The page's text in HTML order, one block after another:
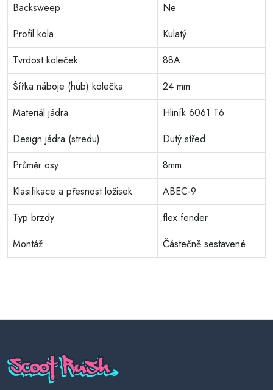
Backsweep
Ne
Profil kola
Kulatý
Tvrdost koleček
88A
Šířka náboje (hub) kolečka
24 mm
Materiál jádra
Hliník 6061 T6
Design jádra (stredu)
Dutý střed
Průměr osy
8mm
Klasifikace a přesnost ložisek
ABEC-9
Typ brzdy
flex fender
Montáž
Částečně sestavené